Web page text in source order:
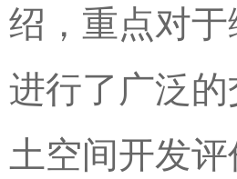
绍，重点对
进行了广泛
土空间开发